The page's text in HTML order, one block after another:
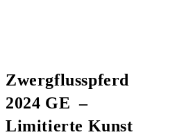
Zwergflusspferd
2024 GE –
Limitierte Kunst